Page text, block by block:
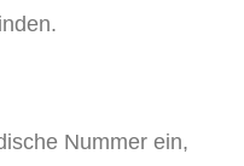
Nummer ein,